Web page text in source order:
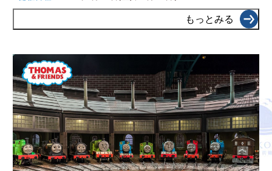
もっとみる